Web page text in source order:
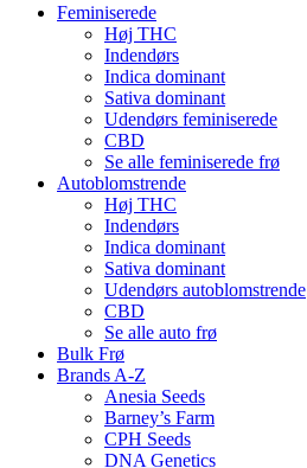
Feminiserede
Høj THC
Indendørs
Indica dominant
Sativa dominant
Udendørs feminiserede
CBD
Se alle feminiserede frø
Autoblomstrende
Høj THC
Indendørs
Indica dominant
Sativa dominant
Udendørs autoblomstrende
CBD
Se alle auto frø
Bulk Frø
Brands A-Z
Anesia Seeds
Barney’s Farm
CPH Seeds
DNA Genetics